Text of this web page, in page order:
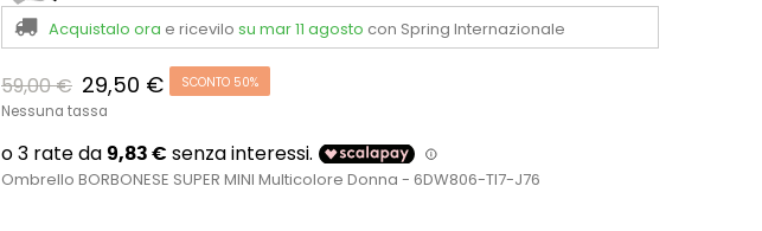
Acquistalo ora e ricevilo su mar 11 agosto con Spring Internazionale
59,00 € 29,50 € SCONTO 50%
Nessuna tassa
Ombrello BORBONESE SUPER MINI Multicolore Donna - 6DW806-TI7-J76